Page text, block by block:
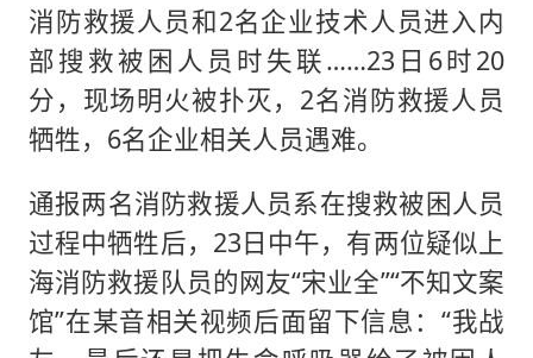
消防救援人员和2名企业技术人员进入内
部搜救被困人员时失联……23日6时20
分，现场明火被扑灭，2名消防救援人员
牺牲，6名企业相关人员遇难。
通报两名消防救援人员系在搜救被困人员
过程中牺牲后，23日中午，有两位疑似上
海消防救援队员的网友“宋业全”“不知文案
馆”在某音相关视频后面留下信息：“我战